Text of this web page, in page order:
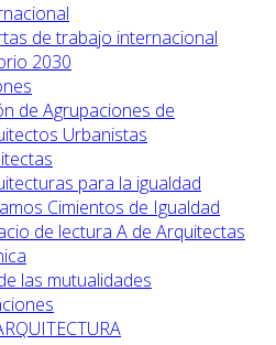
de trabajo internacional
2030
de Agrupaciones de
Urbanistas
para la igualdad
Cimientos de Igualdad
de lectura A de Arquitectas
las mutualidades